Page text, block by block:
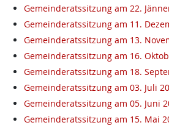
Gemeinderatssitzung am 22.
Gemeinderatssitzung am 11.
Gemeinderatssitzung am 13.
Gemeinderatssitzung am 16.
Gemeinderatssitzung am 18.
Gemeinderatssitzung am 03. Juli
Gemeinderatssitzung am 05. Juni
Gemeinderatssitzung am 15. Mai